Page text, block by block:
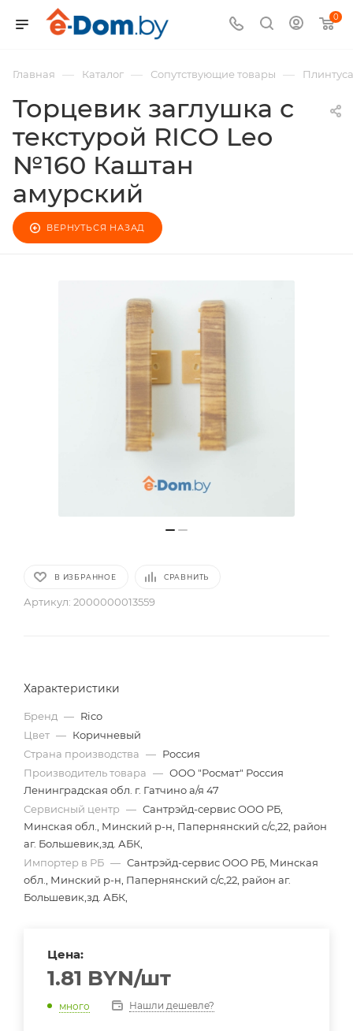
0
Главная — Каталог — Сопутствующие товары — Плинтуса
Торцевик заглушка с
текстурой RICO Leo
№160 Каштан
амурский
ВЕРНУТЬСЯ НАЗАД
В ИЗБРАННОЕ СРАВНИТЬ
Артикул: 2000000013559
Характеристики
Бренд — Rico
Цвет — Коричневый
Страна производства — Россия
Производитель товара — ООО "Росмат" Россия
Ленинградская обл. г. Гатчино а/я 47
Сервисный центр — Сантрэйд-сервис ООО РБ,
Минская обл., Минский р-н, Папернянский с/с,22, район
аг. Большевик,зд. АБК,
Импортер в РБ — Сантрэйд-сервис ООО РБ, Минская
обл., Минский р-н, Папернянский с/с,22, район аг.
Большевик,зд. АБК,
Цена:
1.81 BYN/шт
много Нашли дешевле?